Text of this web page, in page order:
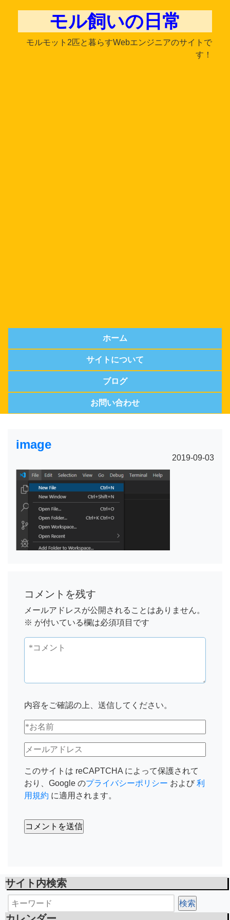
モル飼いの日常
モルモット2匹と暮らすWebエンジニアのサイトで
す！
ホーム
サイトについて
ブログ
お問い合わせ
image
2019-09-03
コメントを残す
メールアドレスが公開されることはありません。
※ が付いている欄は必須項目です
内容をご確認の上、送信してください。
このサイトは reCAPTCHA によって保護されて
おり、Google のプライバシーポリシー および 利
用規約 に適用されます。
サイト内検索